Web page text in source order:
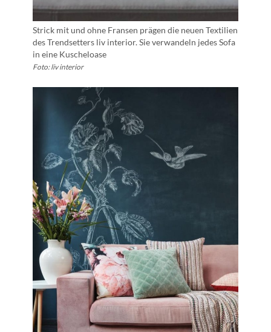
Strick mit und ohne Fransen prägen die neuen Textilien
des Trendsetters liv interior. Sie verwandeln jedes Sofa
in eine Kuscheloase
Foto: liv interior